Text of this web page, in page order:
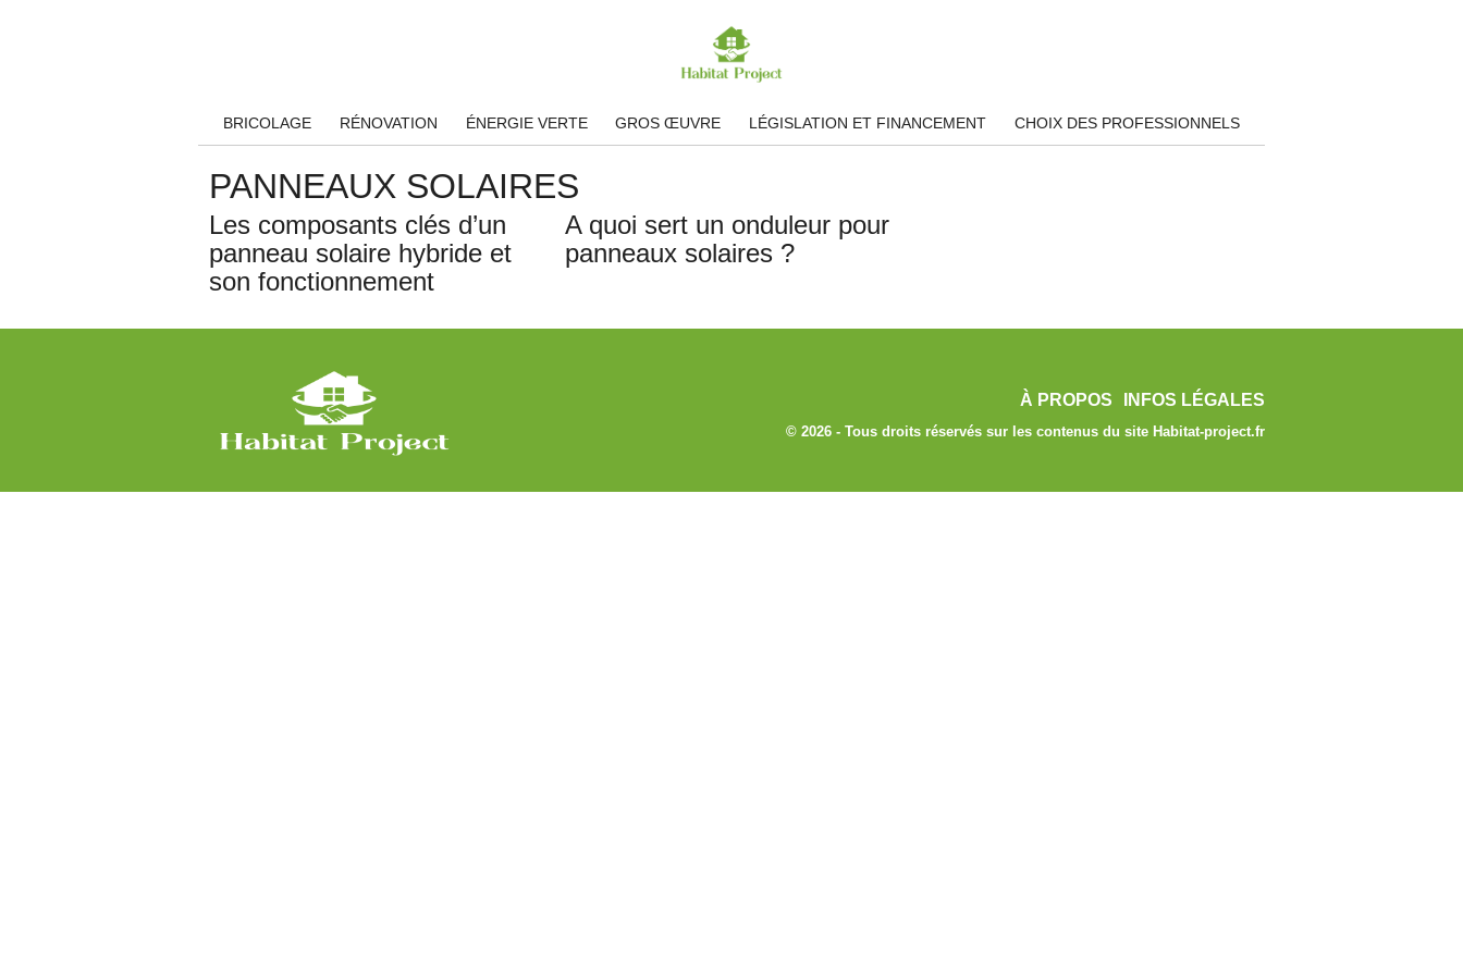
BRICOLAGE RÉNOVATION ÉNERGIE VERTE GROS ŒUVRE LÉGISLATION ET FINANCEMENT CHOIX DES PROFESSIONNELS
PANNEAUX SOLAIRES
Les composants clés d’un
panneau solaire hybride et
son fonctionnement
A quoi sert un onduleur pour
panneaux solaires ?
À PROPOS INFOS LÉGALES
© 2026 - Tous droits réservés sur les contenus du site Habitat-project.fr